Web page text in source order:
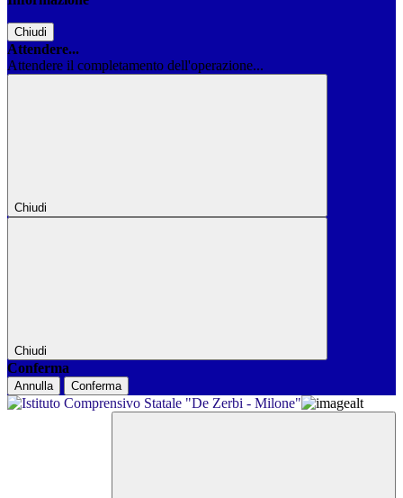
Chiudi
Attendere...
Attendere il completamento dell'operazione...
Chiudi
Chiudi
Conferma
Annulla Conferma